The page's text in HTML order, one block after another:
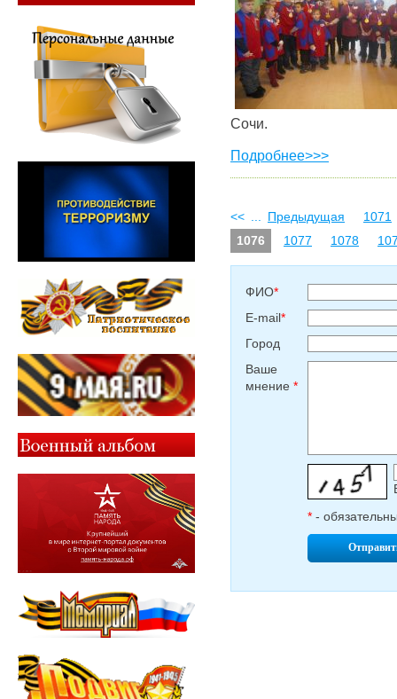
Сочи.
Подробнее>>>
<< Предыдущая
1071
1076
1077 1078
ФИО*
E-mail*
Город
Ваше
мнение *
* -